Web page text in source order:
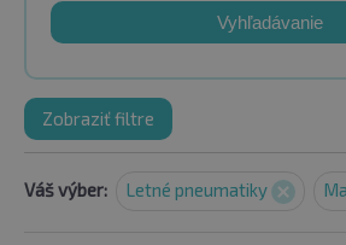
Vyhľadávanie
Zobraziť filtre
Váš výber: Letné pneumatiky